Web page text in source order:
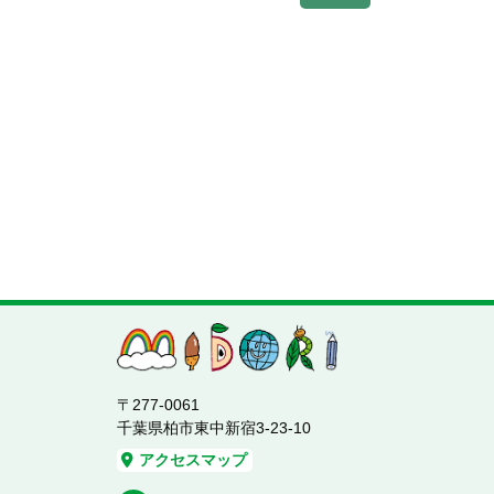
〒277-0061
千葉県柏市東中新宿3-23-10
アクセスマップ